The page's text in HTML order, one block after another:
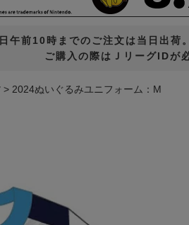
午前10時までのご注文は当日出荷
ご購入の際はＪリーグIDが
2024ぬいぐるみユニフォーム：M